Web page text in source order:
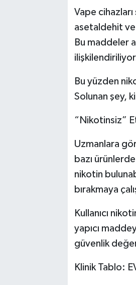
Vape
asetaldehit ve
Bu maddeler
Bu yüzden
Solunan şey,
“Nikotinsiz”
Uzmanlara
bazı
nikotin
bırakmaya
Kullanıcı
yapıcı
güvenlik
Klinik Tablo: